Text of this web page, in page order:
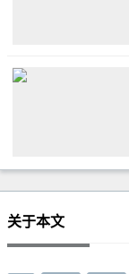
关于本文